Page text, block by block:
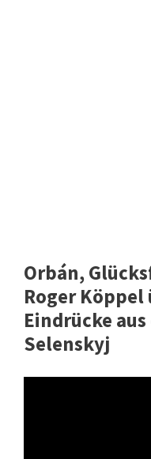
Orbán,
Roger Köppel
Eindrücke
Selenskyj